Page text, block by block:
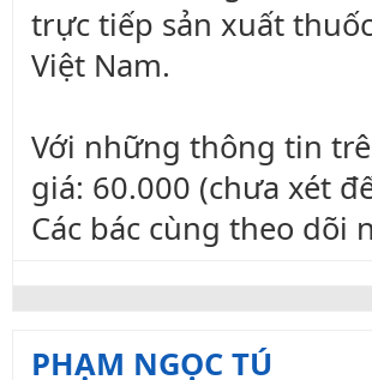
trực tiếp sản xuất
Việt Nam.
Với những thông tin
giá: 60.000 (chưa xét
Các bác cùng theo dõi
PHẠM NGỌC TÚ